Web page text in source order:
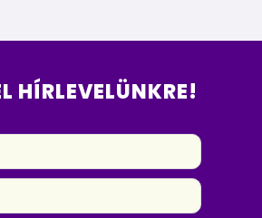
HÍRLEVELÜNKRE!